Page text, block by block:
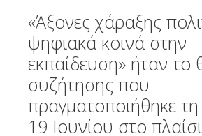
«Άξονες χάραξης
ψηφιακά κοινά στην
εκπαίδευση» ήταν το
συζήτησης που
πραγματοποιήθηκε
19 Ιουνίου στο